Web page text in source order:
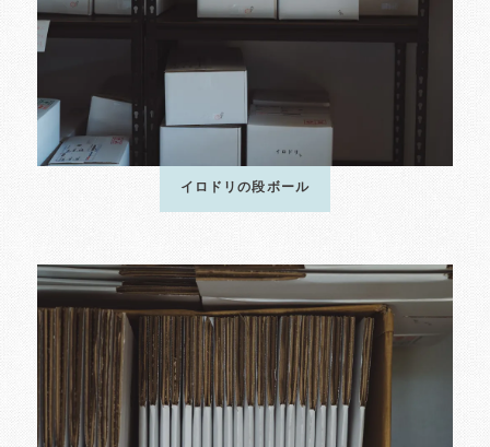
イロドリの段ボール